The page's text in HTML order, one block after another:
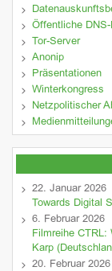
Öffentliche
Tor-Server
Anonip
Präsentationen
Winterkongress
Netzpolitischer
22. Januar 2026
Towards Digital
6. Februar 2026
Filmreihe CTRL:
Karp
20. Februar